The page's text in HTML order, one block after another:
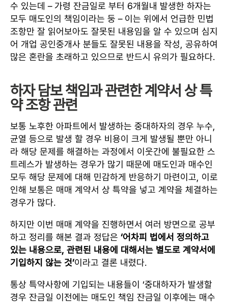
수 있는데 – 가령 잔금일로 부터 6개월내 발생한 하자는
모두 매도인의 책임이라는 둥 – 이는 위에서 언급한 민법
조항만 잘 읽어보아도 잘못된 내용임을 알 수 있으며 심지
어 개업 공인중개사 분들도 잘못된 내용을 작성, 공유하여
많은 혼란을 초래하고 있으므로 반드시 유의가 필요하다.
하자 담보 책임과 관련한 계약서 상 특
약 조항 관련
보통 노후한 아파트에서 발생하는 중대하자의 경우 누수,
균열 등으로 발생 할 경우 비용이 크게 발생될 뿐만 아니
라 해당 문제를 해결하는 과정에서 이웃간에 불필요한 스
트레스가 발생하는 경우가 많기 때문에 매도인과 매수인
모두 해당 문제에 대해 민감하게 반응하기 마련이고, 이로
인해 보통은 매매 계약서 상 특약을 넣고 계약을 체결하는
경우가 많다.
하지만 이번 매매 계약을 진행하면서 여러 방면으로 공부
하고 정리를 해본 결과 정답은 ‘어차피 법에서 정의하고
있는 내용으로, 관련된 내용에 대해서는 별도로 계약서에
기입하지 않는 것’이라고 결론 내렸다.
통상 특약사항에 기입되는 내용들이 ‘중대하자가 발생할
경우 잔금일 이전에는 매도인 책임 잔금일 이후에는 매수